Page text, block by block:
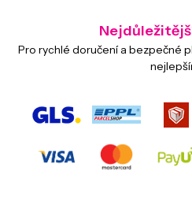
Pro rychlé doručení a bezpečné